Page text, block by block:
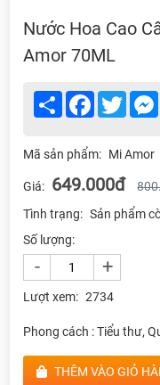
Nước Hoa Cao
Amor 70ML
Share Facebook
Twitter
Mã sản phẩm: Mi Amor
Giá: 649.000đ
Tình trạng: Sản phẩm
Số lượng:
- +
Lượt xem: 2734
Phong cách : Tiểu thư,
THÊM VÀO GIỎ